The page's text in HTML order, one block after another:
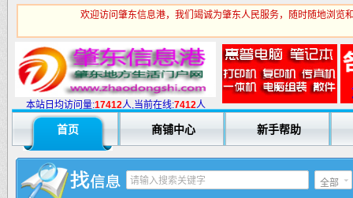
欢迎访问肇东信息港，我们竭诚为肇东人民服务，随时随地浏览
本站日均访问量:17412人,当前在线:7412人
首页 商铺中心 新手帮助
全部
火警热线:119 急救 中心:120
电业局：95598 7714063
市内电话查询：114
7714108 自来水公司: 7791568
机票预订:0455-6987567
职业介绍:招商中
爱心家政:0455-6620919
福逸安老院:0455-2953889
汽车抢修:招商中
通地漏:0455-5980332
法律服务:招商中
婚姻介绍:招商中
液 化 气:招商中
电脑培训:15945066378